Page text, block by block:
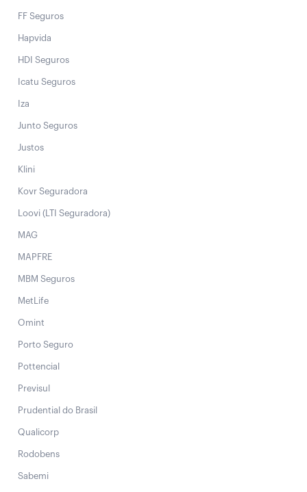
FF Seguros
Hapvida
HDI Seguros
Icatu Seguros
Iza
Junto Seguros
Justos
Klini
Kovr Seguradora
Loovi (LTI Seguradora)
MAG
MAPFRE
MBM Seguros
MetLife
Omint
Porto Seguro
Pottencial
Previsul
Prudential do Brasil
Qualicorp
Rodobens
Sabemi